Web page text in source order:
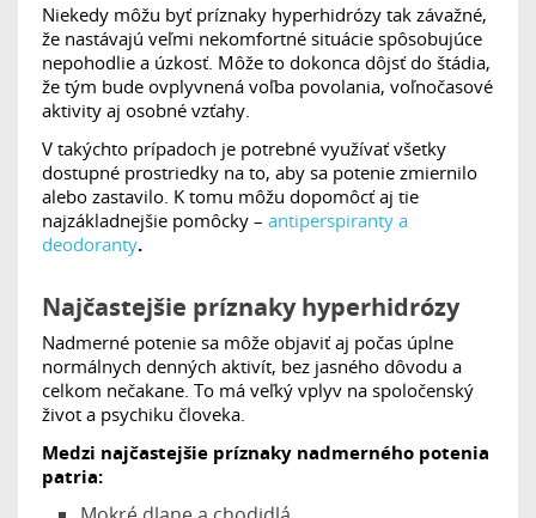
Niekedy môžu byť príznaky hyperhidrózy tak závažné,
že nastávajú veľmi nekomfortné situácie spôsobujúce
nepohodlie a úzkosť. Môže to dokonca dôjsť do štádia,
že tým bude ovplyvnená voľba povolania, voľnočasové
aktivity aj osobné vzťahy.
V takýchto prípadoch je potrebné využívať všetky
dostupné prostriedky na to, aby sa potenie zmiernilo
alebo zastavilo. K tomu môžu dopomôcť aj tie
najzákladnejšie pomôcky – antiperspiranty a
deodoranty.
Najčastejšie príznaky hyperhidrózy
Nadmerné potenie sa môže objaviť aj počas úplne
normálnych denných aktivít, bez jasného dôvodu a
celkom nečakane. To má veľký vplyv na spoločenský
život a psychiku človeka.
Medzi najčastejšie príznaky nadmerného potenia
patria: